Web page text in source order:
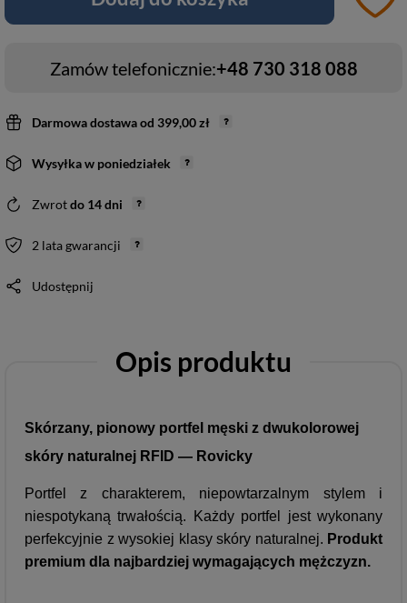
Zamów telefonicznie:+48 730 318 088
Darmowa dostawaod 399,00 zł
Wysyłkaw poniedziałek
Zwrotdo 14dni
2 lata gwarancji
Udostępnij
Opis produktu
Skórzany, pionowy portfel męski z dwukolorowej
skóry naturalnej RFID — Rovicky
Portfel z charakterem, niepowtarzalnym stylem i
niespotykaną trwałością. Każdy portfel jest wykonany
perfekcyjnie z wysokiej klasy skóry naturalnej. Produkt
premium dla najbardziej wymagających mężczyzn.